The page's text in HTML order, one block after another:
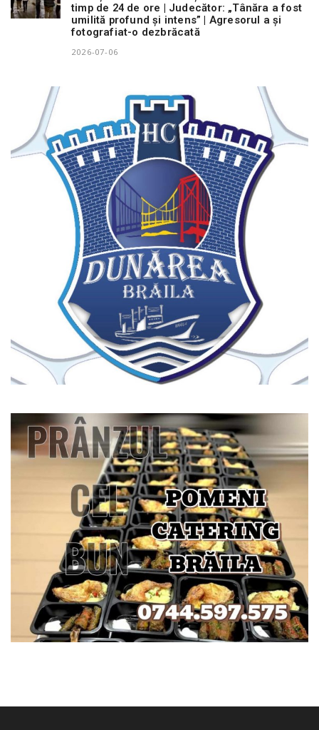
timp de 24 de ore | Judecător: „Tânăra a fost
umilită profund și intens” | Agresorul a și
fotografiat-o dezbrăcată
2026-07-06